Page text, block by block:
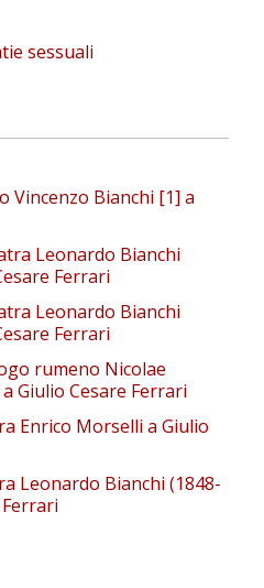
sessuali
Vincenzo Bianchi [1] a
Leonardo Bianchi
Ferrari
Leonardo Bianchi
Ferrari
rumeno Nicolae
Giulio Cesare Ferrari
Enrico Morselli a Giulio
Leonardo Bianchi (1848-